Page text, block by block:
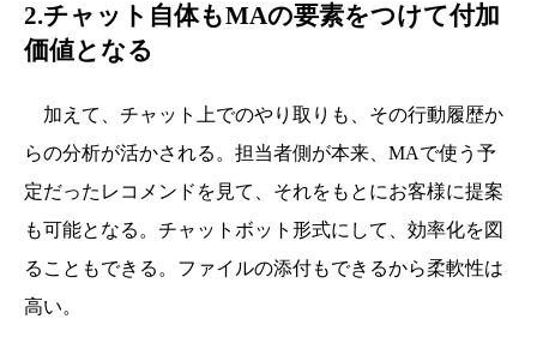
2.チャット自体もMAの要素をつけて付加
価値となる
加えて、チャット上でのやり取りも、その行動履歴か
らの分析が活かされる。担当者側が本来、MAで使う予
定だったレコメンドを見て、それをもとにお客様に提案
も可能となる。チャットボット形式にして、効率化を図
ることもできる。ファイルの添付もできるから柔軟性は
高い。